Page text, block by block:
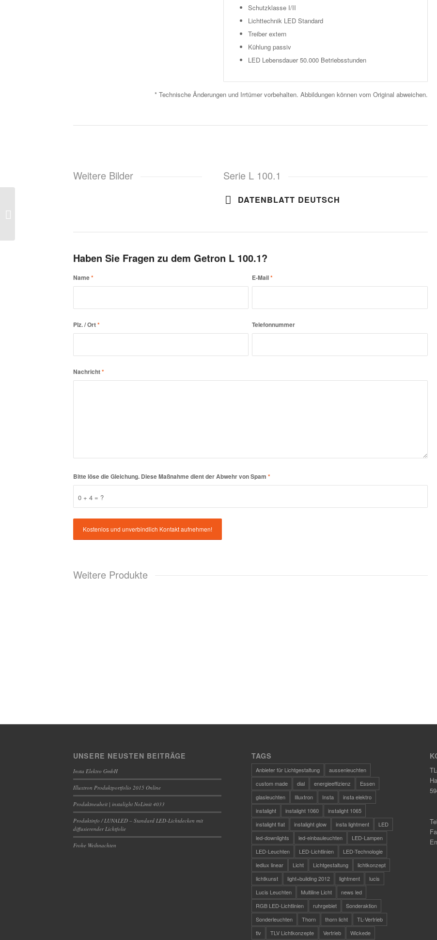
Schutzklasse I/II
Lichttechnik LED Standard
Treiber extern
Kühlung passiv
LED Lebensdauer 50.000 Betriebsstunden
* Technische Änderungen und Irrtümer vorbehalten. Abbildungen können vom Original abweichen.
Weitere Bilder Serie L 100.1
DATENBLATT DEUTSCH
Haben Sie Fragen zu dem Getron L 100.1?
Name* E-Mail*
Plz. / Ort* Telefonnummer
Nachricht*
0 + 4 = ?
Bitte löse die Gleichung. Diese Maßnahme dient der Abwehr von Spam *
Weitere Produkte
UNSERE NEUSTEN BEITRÄGE
Insta Elektro GmbH
Illuxtron Produktportfolio 2015 Online
Produktneuheit | instalight NoLimit 4033
Produktinfo / LUNALED – Standard LED-Lichtdecken mit
diffusierender Lichtfolie
Frohe Weihnachten
TAGS
Anbieter für Lichtgestaltung
aussenleuchten
custom made
dial energieeffizienz
Essen
glasleuchten
Illuxtron Insta
insta elektro
instalight
instalight 1060
instalight 1065
instalight flat
instalight glow insta lightment
LED
led-downlights
led-einbauleuchten
LED-Lampen
LED-Leuchten
LED-Lichtlinien
LED-Technologie
ledlux linear
Licht Lichtgestaltung
lichtkonzept
lichtkunst
light+building 2012 lightment
lucis
Lucis Leuchten
Multiline Licht
news led
RGB LED-Lichtlinien
ruhrgebiet
Sonderaktion
Sonderleuchten
Thorn thorn licht
TL-Vertrieb
tlv
TLV Lichtkonzepte Vertrieb Wickede